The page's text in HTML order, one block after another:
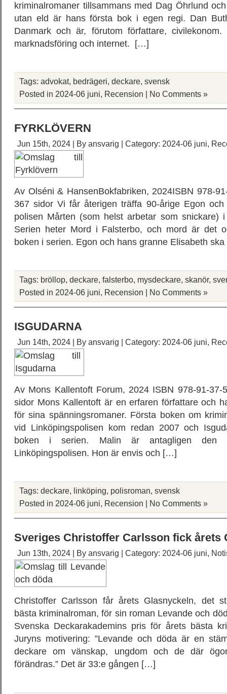
kriminalromaner tillsammans med Dag Öhrlund
utan eld är hans första bok i egen regi. Dan
Danmark och är, förutom författare,
marknadsföring och internet. […]
Tags: advokat, bedrägeri, deckare, svensk
Posted in 2024-06 juni, Recension | No Comments »
FYRKLÖVERN
Jun 15th, 2024 | By ansvarig | Category: 2024-06 juni,
Av Olséni & HansenBokfabriken, 2024ISBN 978-
367 sidor Vi får återigen träffa 90-årige Egon och
polisen Mårten (som helst arbetar som snickare)
Serien heter Mord i Falsterbo, och mord är det
boken i serien. Egon och hans granne Elisabeth
Tags: bröllop, deckare, falsterbo, mysdeckare, skanör,
Posted in 2024-06 juni, Recension | No Comments »
ISGUDARNA
Jun 14th, 2024 | By ansvarig | Category: 2024-06 juni,
Av Mons Kallentoft Forum, 2024 ISBN 978-91-37-
sidor Mons Kallentoft är en erfaren författare och
för sina spänningsromaner. Första boken om
vid Linköpingspolisen kom redan 2007 och
boken i serien. Malin är antagligen den
Linköpingspolisen. Hon är envis och […]
Tags: deckare, linköping, polisroman, svensk
Posted in 2024-06 juni, Recension | No Comments »
Sveriges Christoffer Carlsson fick årets
Jun 13th, 2024 | By ansvarig | Category: 2024-06 juni,
Christoffer Carlsson får årets Glasnyckeln, det
bästa kriminalroman, för sin roman Levande och
Svenska Deckarakademins pris för årets bästa
Juryns motivering: ”Levande och döda är en
deckare om vänskap, ungdom och de där
förändras.” Det är 33:e gången […]